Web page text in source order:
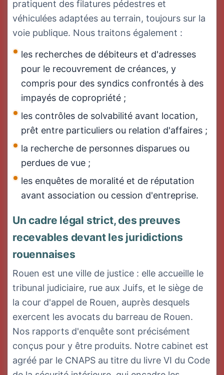
pratiquent des filatures pédestres et
véhiculées adaptées au terrain, toujours sur la
voie publique. Nous traitons également :
les recherches de débiteurs et d'adresses
pour le recouvrement de créances, y
compris pour des syndics confrontés à des
impayés de copropriété ;
les contrôles de solvabilité avant location,
prêt entre particuliers ou relation d'affaires ;
la recherche de personnes disparues ou
perdues de vue ;
les enquêtes de moralité et de réputation
avant association ou cession d'entreprise.
Un cadre légal strict, des preuves
recevables devant les juridictions
rouennaises
Rouen est une ville de justice : elle accueille le
tribunal judiciaire, rue aux Juifs, et le siège de
la cour d'appel de Rouen, auprès desquels
exercent les avocats du barreau de Rouen.
Nos rapports d'enquête sont précisément
conçus pour y être produits. Notre cabinet est
agréé par le CNAPS au titre du livre VI du Code